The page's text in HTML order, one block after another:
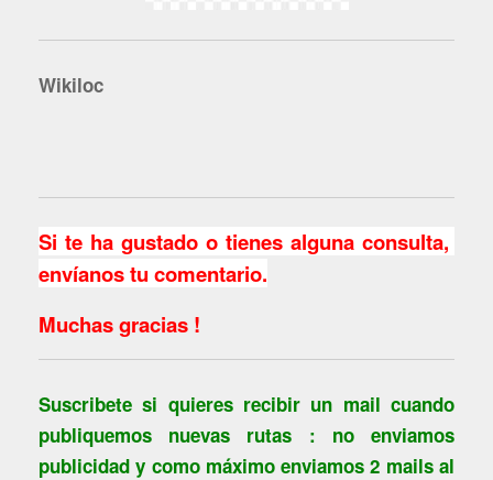
Wikiloc
Si te ha gustado o tienes alguna consulta,
envíanos tu comentario.
Muchas gracias !
Suscribete si quieres recibir un mail cuando
publiquemos nuevas rutas : no enviamos
publicidad y como máximo enviamos 2 mails al